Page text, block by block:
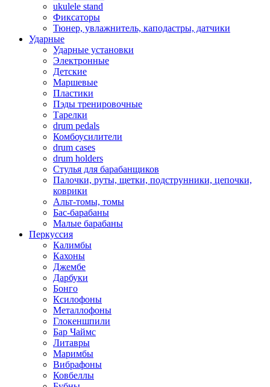
ukulele stand
Фиксаторы
Тюнер, увлажнитель, каподастры, датчики
Ударные
Ударные установки
Электронные
Детские
Маршевые
Пластики
Пэды тренировочные
Тарелки
drum pedals
Комбоусилители
drum cases
drum holders
Стулья для барабанщиков
Палочки, руты, щетки, подструнники, цепочки,
коврики
Альт-томы, томы
Бас-барабаны
Малые барабаны
Перкуссия
Калимбы
Кахоны
Джембе
Дарбуки
Бонго
Ксилофоны
Металлофоны
Глокеншпили
Бар Чаймс
Литавры
Маримбы
Вибрафоны
Ковбеллы